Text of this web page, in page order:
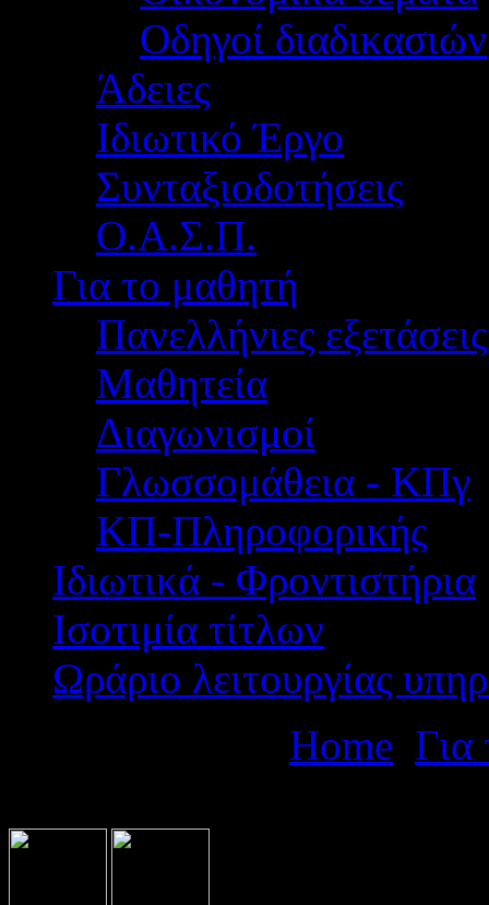
Οδηγοί διαδικασιών
Άδειες
Ιδιωτικό Έργο
Συνταξιοδοτήσεις
Ο.Α.Σ.Π.
Για το μαθητή
Πανελλήνιες εξετάσεις
Μαθητεία
Διαγωνισμοί
Γλωσσομάθεια - ΚΠγ
ΚΠ-Πληροφορικής
Ιδιωτικά - Φροντιστήρια
Ισοτιμία τίτλων
Ωράριο λειτουργίας
Home Για